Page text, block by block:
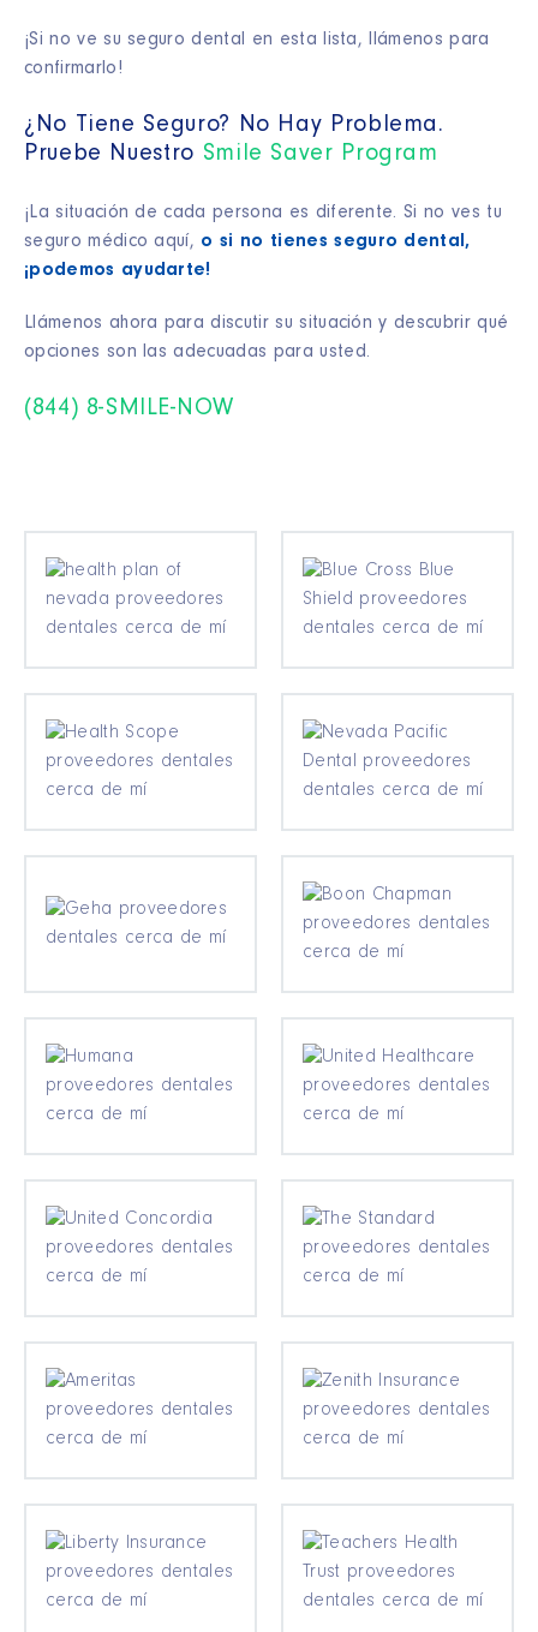
¡Si no ve su seguro dental en esta lista, llámenos para
confirmarlo!
¿No Tiene Seguro? No Hay Problema.
Pruebe Nuestro Smile Saver Program
¡La situación de cada persona es diferente. Si no ves tu
seguro médico aquí, o si no tienes seguro dental,
¡podemos ayudarte!
Llámenos ahora para discutir su situación y descubrir qué
opciones son las adecuadas para usted.
(844) 8-SMILE-NOW